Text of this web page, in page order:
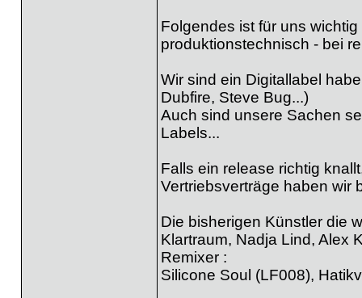
Folgendes ist für uns
produktionstechnisch - bei
Wir sind ein Digitallabel
Dubfire, Steve Bug...)
Auch sind unsere Sachen
Labels...
Falls ein release richtig
Vertriebsverträge haben wir
Die bisherigen Künstler die
Klartraum, Nadja Lind, Alex
Remixer :
Silicone Soul (LF008),